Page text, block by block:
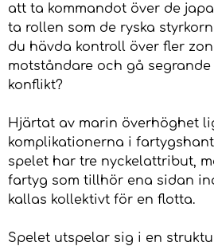
att ta kommandot över de
ta rollen som de ryska
du hävda kontroll över fler
motståndare och gå
konflikt?
Hjärtat av marin överhöghet
komplikationerna i
spelet har tre nyckelattribut,
fartyg som tillhör ena sidan
kallas kollektivt för en flotta.
Spelet utspelar sig i en